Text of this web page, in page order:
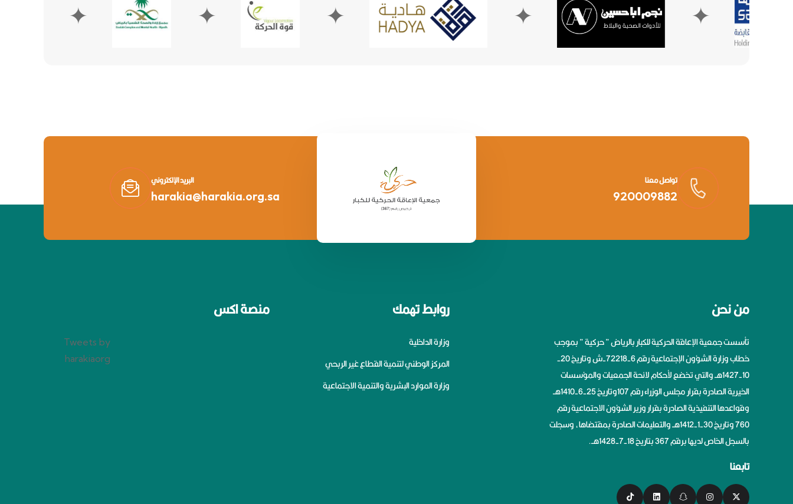
✦ ✦ ✦ ✦ ✦
تواصل معنا
920009882
البريد الإلكتروني
harakia@harakia.org.sa
من نحن
تأسست جمعية الإعاقة الحركية للكبار بالرياض ” حركية ” بموجب
خطاب وزارة الشؤون الإجتماعية رقم 6-72218-ش وتاريخ 20-
10-1427هــ والتي تخضع لأحكام لائحة الجمعيات والمؤسسات
الخيرية الصادرة بقرار مجلس الوزراء رقم 107وتاريخ 25-6-1410هــ
وقواعدها التنفيذية الصادرة بقرار وزير الشؤون الاجتماعية رقم
760 وتاريخ 30-1-1412هــ والتعليمات الصادرة بمقتضاها، وسجلت
بالسجل الخاص لديها برقم 367 بتاريخ 18-7-1428هــ.
تابعنا
روابط تهمك
وزارة الداخلية
المركز الوطني لتنمية القطاع غير الربحي
وزارة الموارد البشرية والتنمية الاجتماعية
منصة اكس
Tweets by
harakiaorg